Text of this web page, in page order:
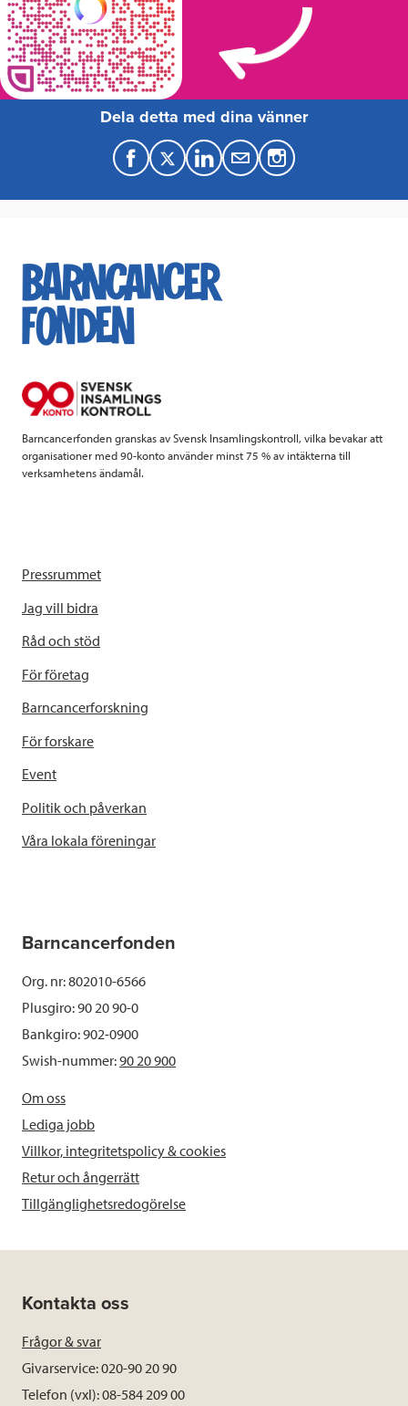
Dela detta med dina vänner
F
a
e
b
k
T
w
t
t
L
i
k
e
M
a
Barncancerfonden granskas av Svensk Insamlingskontroll, vilka bevakar att
organisationer med 90-konto använder minst 75 % av intäkterna till
verksamhetens ändamål.
Pressrummet
Jag vill bidra
Råd och stöd
För företag
Barncancerforskning
För forskare
Event
Politik och påverkan
Våra lokala föreningar
Barncancerfonden
Org. nr: 802010-6566
Plusgiro: 90 20 90-0
Bankgiro: 902-0900
Swish-nummer:90 20 900
Om oss
Lediga jobb
Villkor, integritetspolicy & cookies
Retur och ångerrätt
Tillgänglighetsredogörelse
Kontakta oss
Frågor & svar
Givarservice: 020-90 20 90
Telefon (vxl): 08-584 209 00